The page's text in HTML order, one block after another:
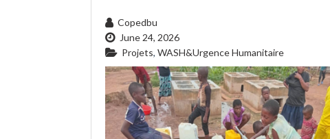
Copedbu
June 24, 2026
Projets, WASH&Urgence Humanitaire